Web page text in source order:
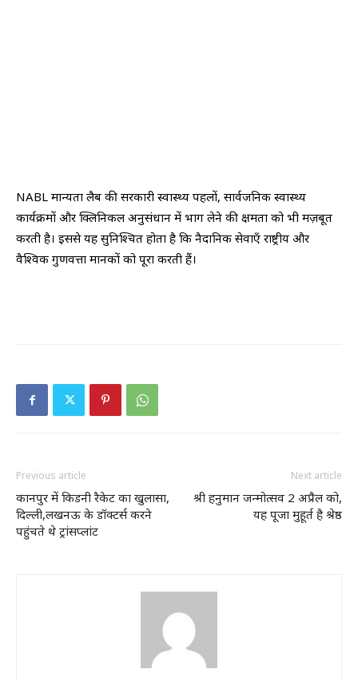
NABL मान्यता लैब की सरकारी स्वास्थ्य पहलों, सार्वजनिक स्वास्थ्य
कार्यक्रमों और क्लिनिकल अनुसंधान में भाग लेने की क्षमता को भी मज़बूत
करती है। इससे यह सुनिश्चित होता है कि नैदानिक सेवाएँ राष्ट्रीय और
वैश्विक गुणवत्ता मानकों को पूरा करती हैं।
Previous article
कानपुर में किडनी रैकेट का खुलासा,
दिल्ली,लखनऊ के डॉक्टर्स करने
पहुंचते थे ट्रांसप्लांट
Next article
श्री हनुमान जन्मोत्सव 2 अप्रैल को,
यह पूजा मुहूर्त है श्रेष्ठ